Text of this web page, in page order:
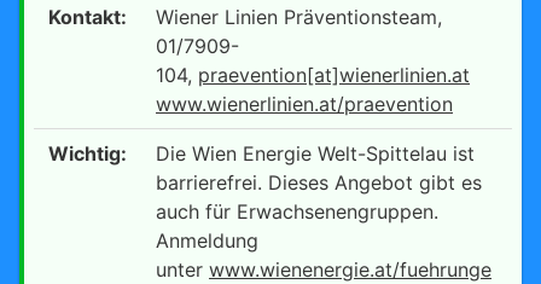
Kontakt:
Wiener Linien Präventionsteam,
01/7909-
104, praevention[at]wienerlinien.at
www.wienerlinien.at/praevention
Wichtig:
Die Wien Energie Welt-Spittelau ist
barrierefrei. Dieses Angebot gibt es
auch für Erwachsenengruppen.
Anmeldung
unter www.wienenergie.at/fuehrunge